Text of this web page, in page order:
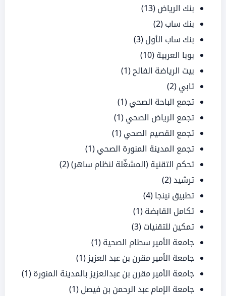
بنك الرياض (13)
بنك ساب (2)
بنك ساب الأول (3)
بوبا العربية (10)
بيت الرياضة الفالح (1)
تابي (2)
تجمع الباحة الصحي (1)
تجمع الرياض الصحي (1)
تجمع القصيم الصحي (1)
تجمع المدينة المنورة الصحي (1)
تحكم التقنية (المشغّلة لنظام ساهر)(2)
ترشيد(2)
تطبيق نينجا (4)
تكامل القابضة (1)
تمكين للتقنيات (3)
جامعة الأمير سطام الصحية (1)
جامعة الأمير مقرن بن عبد العزيز (1)
جامعة الأمير مقرن بن عبدالعزيز بالمدينة المنورة (1)
جامعة الإمام عبد الرحمن بن فيصل (1)